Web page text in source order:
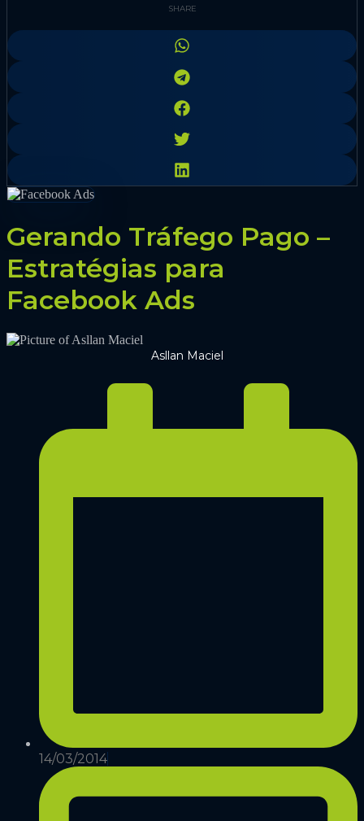
SHARE
Gerando Tráfego Pago –
Estratégias para
Facebook Ads
Asllan Maciel
14/03/2014